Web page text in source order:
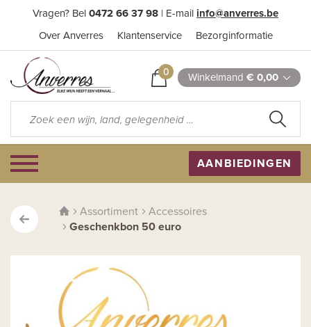
Vragen? Bel 0472 66 37 98 | E-mail info@anverres.be
Over Anverres Klantenservice Bezorginformatie
0 Winkelmand € 0,00
AANBIEDINGEN
Assortiment
Accessoires
Geschenkbon 50 euro